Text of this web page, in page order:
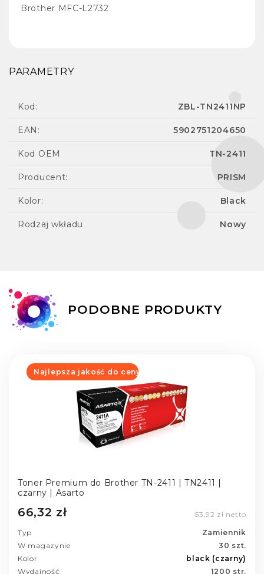
Brother MFC-L2732
PARAMETRY
Kod: ZBL-TN2411NP
EAN: 5902751204650
Kod OEM TN-2411
Producent: PRISM
Kolor: Black
Rodzaj wkładu Nowy
PODOBNE PRODUKTY
Najlepsza jakość do ceny
Toner Premium do Brother TN-2411 | TN2411 |
czarny | Asarto
66,32 zł 53,92 zł netto
Typ
Zamiennik
W magazynie
30 szt.
Kolor
black (czarny)
Wydajność
1200 str.